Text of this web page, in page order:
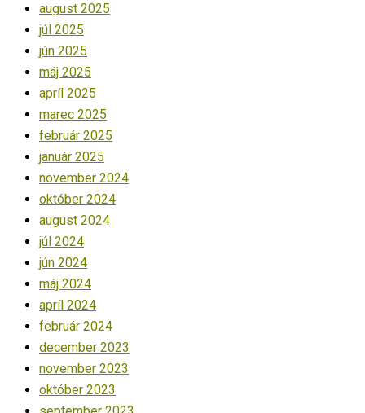
august 2025
júl 2025
jún 2025
máj 2025
apríl 2025
marec 2025
február 2025
január 2025
november 2024
október 2024
august 2024
júl 2024
jún 2024
máj 2024
apríl 2024
február 2024
december 2023
november 2023
október 2023